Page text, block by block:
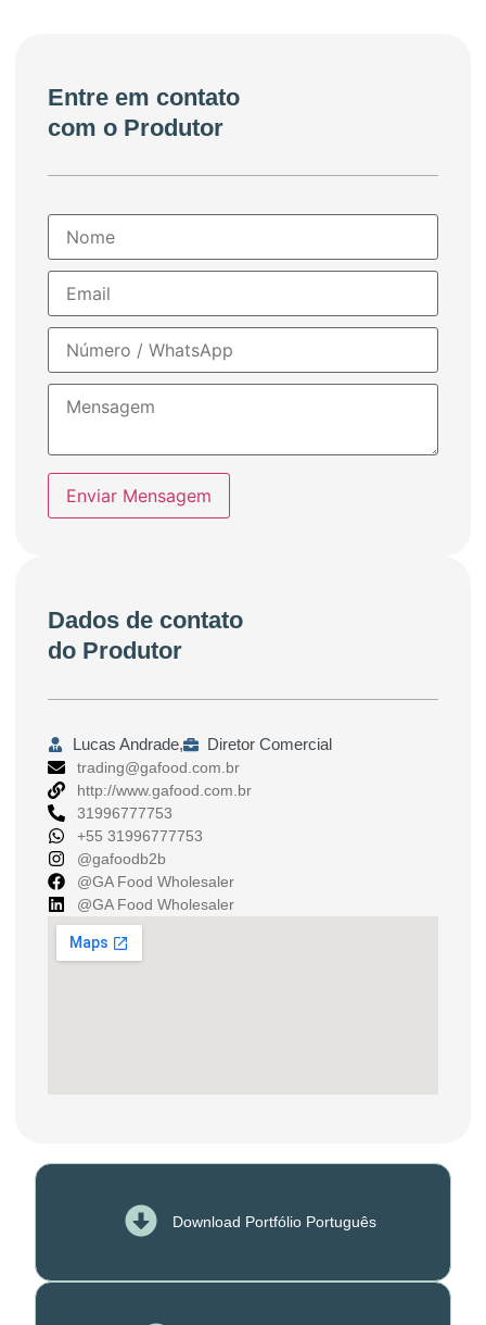
Entre em contato
com o Produtor
Enviar Mensagem
Dados de contato
do Produtor
Lucas Andrade, Diretor Comercial
trading@gafood.com.br
http://www.gafood.com.br
31996777753
+55 31996777753
@gafoodb2b
@GA Food Wholesaler
@GA Food Wholesaler
Download Portfólio Português